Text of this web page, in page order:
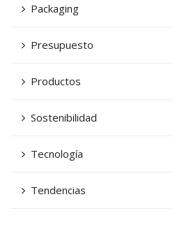
Packaging
Presupuesto
Productos
Sostenibilidad
Tecnología
Tendencias